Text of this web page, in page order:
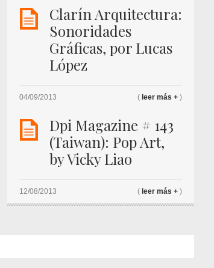
K
Clarín Arquitectura:
Sonoridades
Gráficas, por Lucas
López
04/09/2013 ( leer más + )
K
Dpi Magazine # 143
(Taiwan): Pop Art,
by Vicky Liao
12/08/2013 ( leer más + )